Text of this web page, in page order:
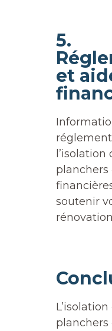
5.
et
l’isolation
planchers
soutenir
planchers